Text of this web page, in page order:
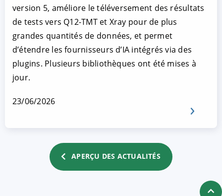
version 5, améliore le téléversement des résultats
de tests vers Q12-TMT et Xray pour de plus
grandes quantités de données, et permet
d’étendre les fournisseurs d’IA intégrés via des
plugins. Plusieurs bibliothèques ont été mises à
jour.
23/06/2026
APERÇU DES ACTUALITÉS